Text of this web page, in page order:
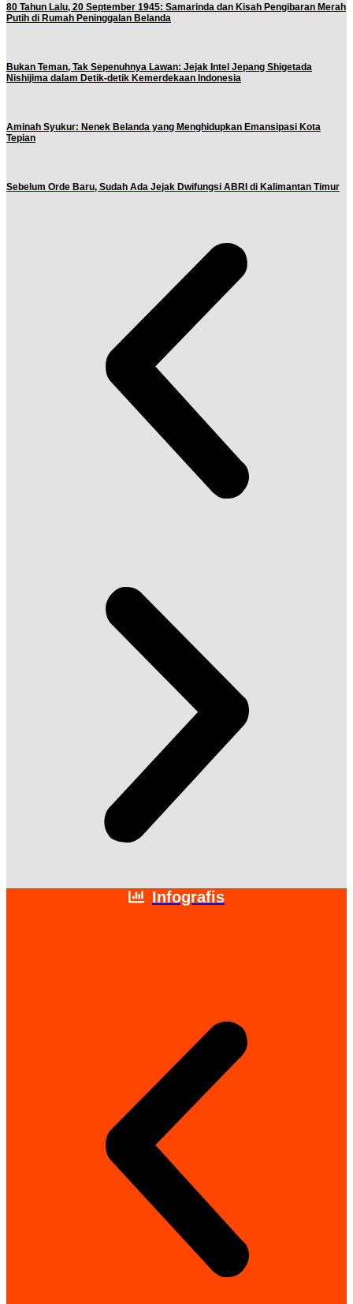
80 Tahun Lalu, 20 September 1945: Samarinda dan Kisah Pengibaran Merah
Putih di Rumah Peninggalan Belanda
Bukan Teman, Tak Sepenuhnya Lawan: Jejak Intel Jepang Shigetada
Nishijima dalam Detik-detik Kemerdekaan Indonesia
Aminah Syukur: Nenek Belanda yang Menghidupkan Emansipasi Kota
Tepian
Sebelum Orde Baru, Sudah Ada Jejak Dwifungsi ABRI di Kalimantan Timur
Infografis